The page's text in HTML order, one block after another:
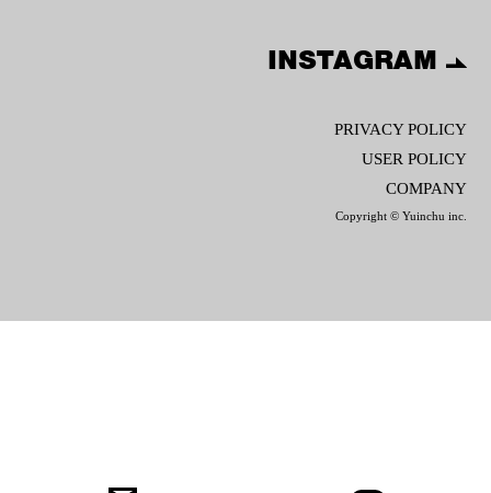
INSTAGRAM
PRIVACY POLICY
USER POLICY
COMPANY
Copyright © Yuinchu inc.